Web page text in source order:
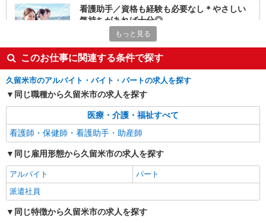
看護助手／資格も経験も必要なし＊やさしい
気持ちがあれば十分◎
時給1450円〜2062円 ＜日払い有/週払い有/交
通費全支給(ガソリン代含む)＞
最寄り駅：西鉄久留米
キープ 詳細を見る
株式会社kotrio /●FK-H-2093265
＜久留米市＞病院の看護助手＊日払いOK！
即高収入可♪
時給1450円〜2062円 ＜日払い有/週払い有/交
通費全支給(ガソリン代含む)＞
キープ
もっと見る
このお仕事に関連する条件で探す
久留米市のアルバイト・バイト・パートの求人を探す
同じ職種から久留米市の求人を探す
医療・介護・福祉すべて
看護師・保健師・看護助手・助産師
同じ雇用形態から久留米市の求人を探す
アルバイト
パート
派遣社員
同じ特徴から久留米市の求人を探す